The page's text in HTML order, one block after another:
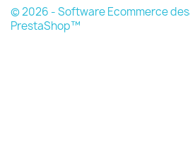
© 2026 - Software Ecommerce
PrestaShop™